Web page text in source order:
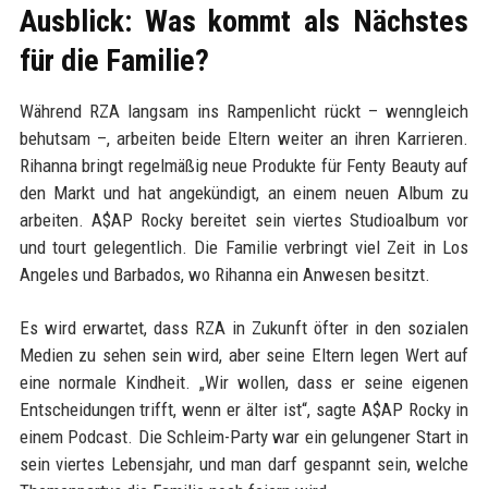
Ausblick: Was kommt als Nächstes
für die Familie?
Während RZA langsam ins Rampenlicht rückt – wenngleich
behutsam –, arbeiten beide Eltern weiter an ihren Karrieren.
Rihanna bringt regelmäßig neue Produkte für Fenty Beauty auf
den Markt und hat angekündigt, an einem neuen Album zu
arbeiten. A$AP Rocky bereitet sein viertes Studioalbum vor
und tourt gelegentlich. Die Familie verbringt viel Zeit in Los
Angeles und Barbados, wo Rihanna ein Anwesen besitzt.
Es wird erwartet, dass RZA in Zukunft öfter in den sozialen
Medien zu sehen sein wird, aber seine Eltern legen Wert auf
eine normale Kindheit. „Wir wollen, dass er seine eigenen
Entscheidungen trifft, wenn er älter ist“, sagte A$AP Rocky in
einem Podcast. Die Schleim-Party war ein gelungener Start in
sein viertes Lebensjahr, und man darf gespannt sein, welche